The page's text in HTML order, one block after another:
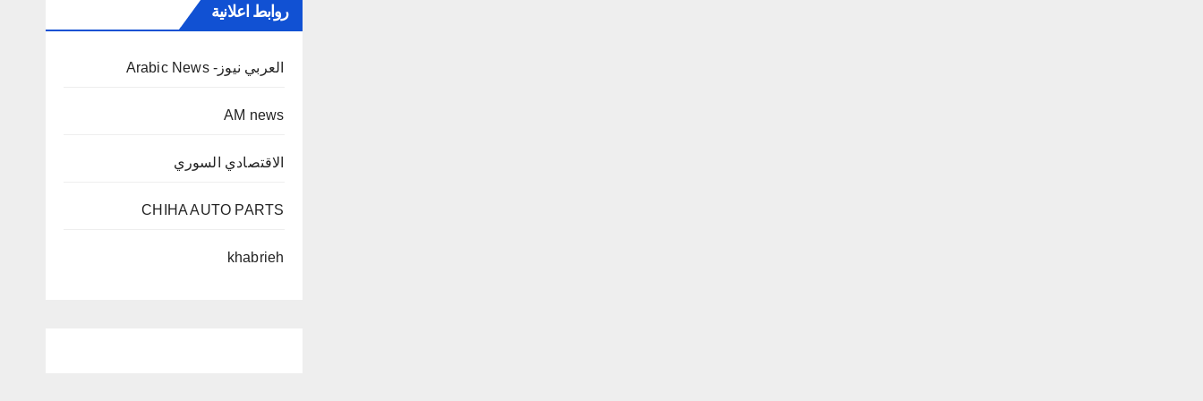
روابط اعلانية
العربي نيوز- Arabic News
AM news
الاقتصادي السوري
CHIHA AUTO PARTS
khabrieh